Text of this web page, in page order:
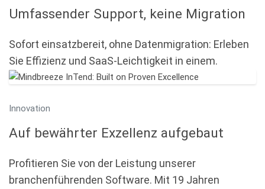
Umfassender Support, keine Migration
Sofort einsatzbereit, ohne Datenmigration: Erleben
Sie Effizienz und SaaS-Leichtigkeit in einem.
Innovation
Auf bewährter Exzellenz aufgebaut
Profitieren Sie von der Leistung unserer
branchenführenden Software. Mit 19 Jahren